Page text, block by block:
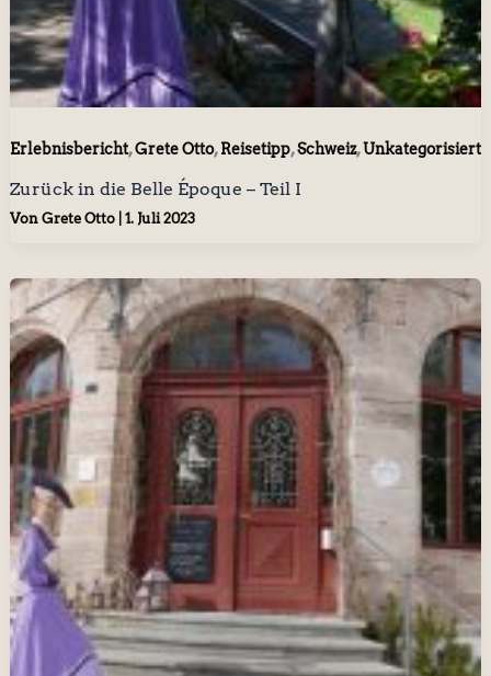
Erlebnisbericht,Grete Otto,Reisetipp,Schweiz,Unkategorisiert
Zurück in die Belle Époque – Teil I
Von Grete Otto 1. Juli 2023